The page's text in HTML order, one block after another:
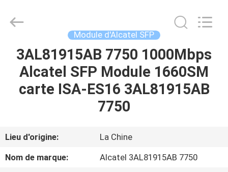
MAISON
VIDÉOS
Equipment
Reserved.
Module d'Alcatel SFP
3AL81915AB 7750 1000Mbps
Alcatel SFP Module 1660SM
carte ISA-ES16 3AL81915AB
7750
Lieu d'origine:
La Chine
Nom de marque:
Alcatel 3AL81915AB 7750